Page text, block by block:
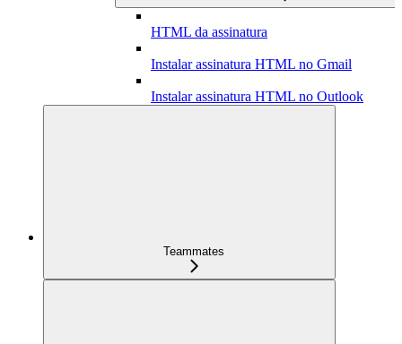
HTML da assinatura
Instalar assinatura HTML no Gmail
Instalar assinatura HTML no Outlook
Teammates